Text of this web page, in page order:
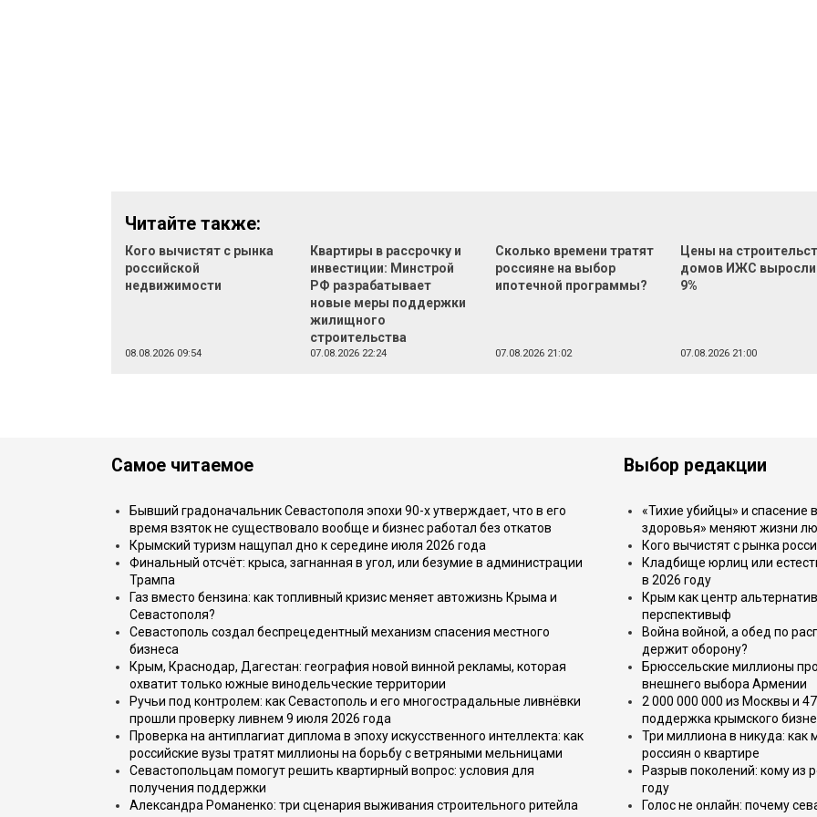
Читайте также:
Кого вычистят с рынка
российской
недвижимости
08.08.2026 09:54
Квартиры в рассрочку и
инвестиции: Минстрой
РФ разрабатывает
новые меры поддержки
жилищного
строительства
07.08.2026 22:24
Сколько времени тратят
россияне на выбор
ипотечной программы?
07.08.2026 21:02
Цены на
домов ИЖС выросли
9%
07.08.2026 21:00
Самое читаемое
Бывший градоначальник Севастополя эпохи 90-х утверждает, что в его
время взяток не существовало вообще и бизнес работал без откатов
Крымский туризм нащупал дно к середине июля 2026 года
Финальный отсчёт: крыса, загнанная в угол, или безумие в администрации
Трампа
Газ вместо бензина: как топливный кризис меняет автожизнь Крыма и
Севастополя?
Севастополь создал беспрецедентный механизм спасения местного
бизнеса
Крым, Краснодар, Дагестан: география новой винной рекламы, которая
охватит только южные винодельческие территории
Ручьи под контролем: как Севастополь и его многострадальные ливнёвки
прошли проверку ливнем 9 июля 2026 года
Проверка на антиплагиат диплома в эпоху искусственного интеллекта: как
российские вузы тратят миллионы на борьбу с ветряными мельницами
Севастопольцам помогут решить квартирный вопрос: условия для
получения поддержки
Александра Романенко: три сценария выживания строительного ритейла
Выбор редакции
«Тихие убийцы» и спасение
здоровья» меняют жизни
Кого вычистят с рынка
Кладбище юрлиц или
в 2026 году
Крым как центр
перспективыф
Война войной, а обед по
держит оборону?
Брюссельские миллионы
внешнего выбора Армении
2 000 000 000 из Москвы и
поддержка крымского
Три миллиона в никуда:
россиян о квартире
Разрыв поколений: кому из
году
Голос не онлайн: почему